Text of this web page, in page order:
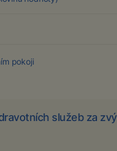
pokoji
služeb za